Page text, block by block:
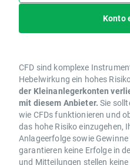
Konto
CFD sind komplexe
Hebelwirkung ein hohes
der Kleinanlegerkonten
mit diesem Anbieter. Sie
wie CFDs funktionieren und
das hohe Risiko einzugehen,
Anlageerfolge sowie
garantieren keine Erfolge in
und Mitteilungen stellen